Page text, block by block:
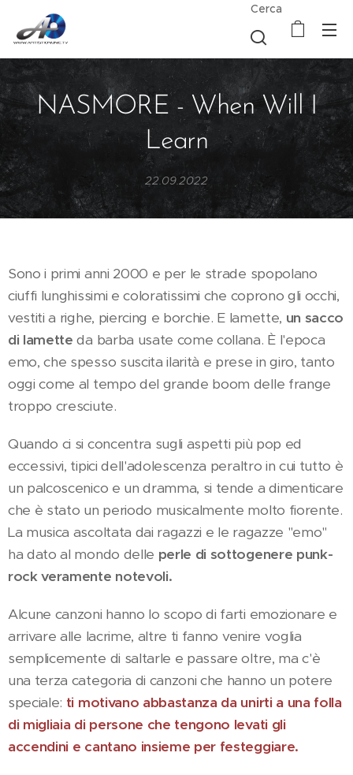
Cerca
NASMORE - When Will I
Learn
22.09.2022
Sono i primi anni 2000 e per le strade spopolano
ciuffi lunghissimi e coloratissimi che coprono gli occhi,
vestiti a righe, piercing e borchie. E lamette, un sacco
di lamette da barba usate come collana. È l'epoca
emo, che spesso suscita ilarità e prese in giro, tanto
oggi come al tempo del grande boom delle frange
troppo cresciute.
Quando ci si concentra sugli aspetti più pop ed
eccessivi, tipici dell'adolescenza peraltro in cui tutto è
un palcoscenico e un dramma, si tende a dimenticare
che è stato un periodo musicalmente molto fiorente.
La musica ascoltata dai ragazzi e le ragazze "emo"
ha dato al mondo delle perle di sottogenere punk-
rock veramente notevoli.
Alcune canzoni hanno lo scopo di farti emozionare e
arrivare alle lacrime, altre ti fanno venire voglia
semplicemente di saltarle e passare oltre, ma c'è
una terza categoria di canzoni che hanno un potere
speciale: ti motivano abbastanza da unirti a una folla
di migliaia di persone che tengono levati gli
accendini e cantano insieme per festeggiare.